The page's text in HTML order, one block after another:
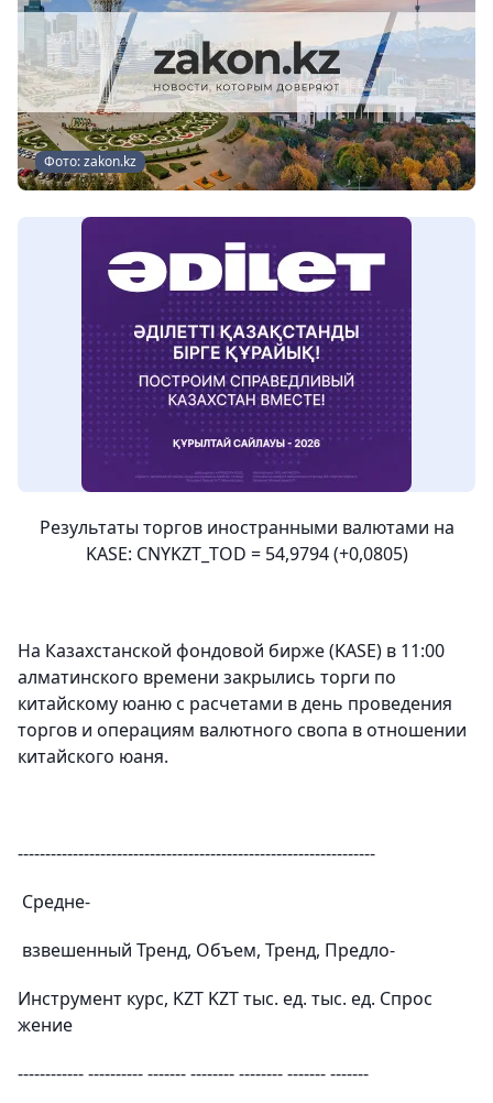
Фото: zakon.kz
Результаты торгов иностранными валютами на
KASE: CNYKZT_TOD = 54,9794 (+0,0805)
На Казахстанской фондовой бирже (KASE) в 11:00
алматинского времени закрылись торги по
китайскому юаню с расчетами в день проведения
торгов и операциям валютного свопа в отношении
китайского юаня.
-----------------------------------------------------------------
Средне-
взвешенный Тренд, Объем, Тренд, Предло-
Инструмент курс, KZT KZT тыс. ед. тыс. ед. Спрос
жение
------------ ---------- ------- -------- -------- ------- -------